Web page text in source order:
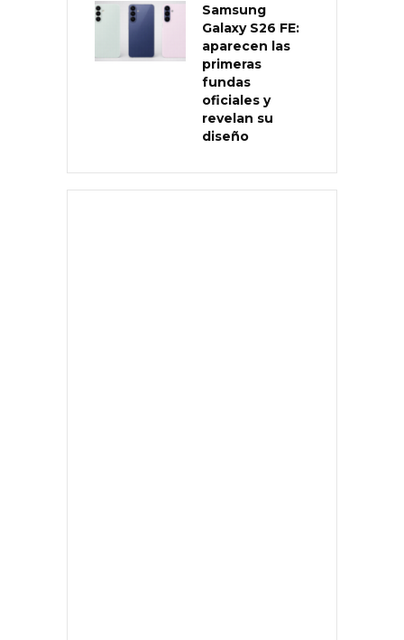
Samsung
Galaxy S26 FE:
aparecen las
primeras
fundas
oficiales y
revelan su
diseño